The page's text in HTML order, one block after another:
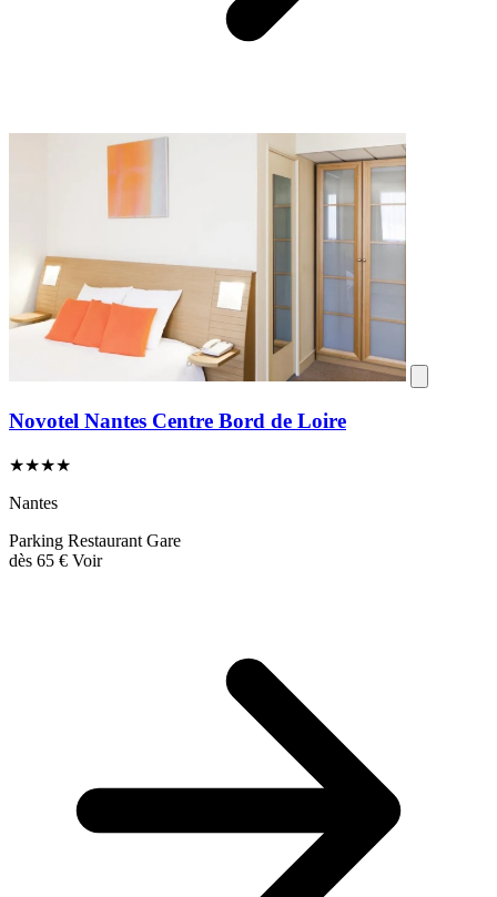
Novotel Nantes Centre Bord de Loire
★★★★
Nantes
Parking Restaurant Gare
dès 65 € Voir